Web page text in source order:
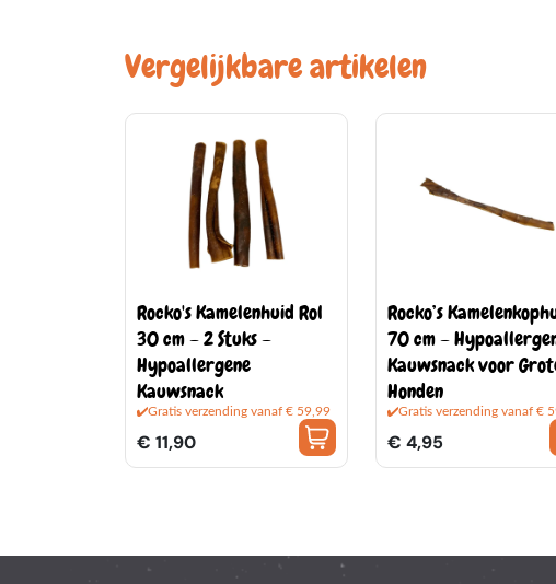
Vergelijkbare artikelen
Rocko's Kamelenhuid Rol
30 cm – 2 Stuks –
Hypoallergene
Kauwsnack
Gratis verzending vanaf € 59,99
€ 11,90
Rocko’s
70 cm –
Kauwsnack voor
Honden
Gratis verzending vanaf €
€ 4,95